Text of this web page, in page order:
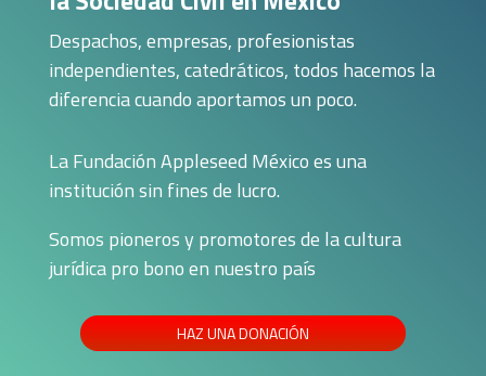
Despachos, empresas, profesionistas
independientes, catedráticos, todos hacemos la
diferencia cuando aportamos un poco.
La Fundación Appleseed México es una
institución sin fines de lucro.
Somos pioneros y promotores de la cultura
jurídica pro bono en nuestro país
HAZ UNA DONACIÓN